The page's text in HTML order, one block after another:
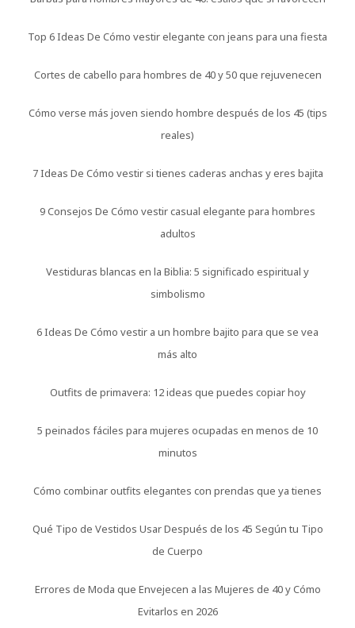
Top 6 Ideas De Cómo vestir elegante con jeans para una fiesta
Cortes de cabello para hombres de 40 y 50 que rejuvenecen
Cómo verse más joven siendo hombre después de los 45 (tips
reales)
7 Ideas De Cómo vestir si tienes caderas anchas y eres bajita
9 Consejos De Cómo vestir casual elegante para hombres
adultos
Vestiduras blancas en la Biblia: 5 significado espiritual y
simbolismo
6 Ideas De Cómo vestir a un hombre bajito para que se vea
más alto
Outfits de primavera: 12 ideas que puedes copiar hoy
5 peinados fáciles para mujeres ocupadas en menos de 10
minutos
Cómo combinar outfits elegantes con prendas que ya tienes
Qué Tipo de Vestidos Usar Después de los 45 Según tu Tipo
de Cuerpo
Errores de Moda que Envejecen a las Mujeres de 40 y Cómo
Evitarlos en 2026